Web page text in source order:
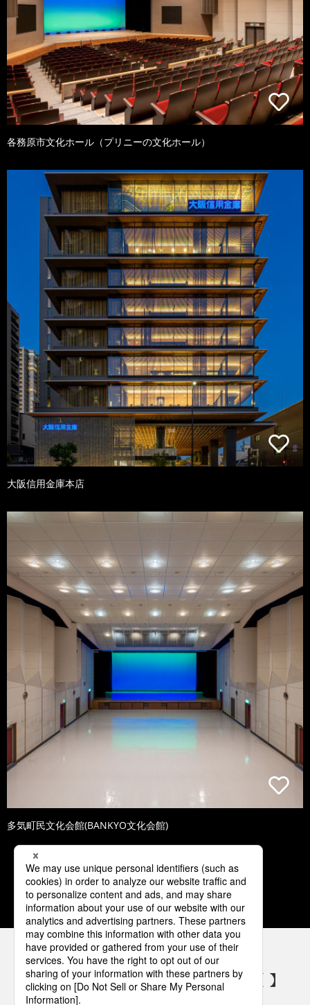
各務原市文化ホール（プリニーの文化ホール）
大阪信用金庫本店
多気町民文化会館(BANKYO文化会館)
1 2 3 4 5
パナソニックの電気設備 SNSアカウント